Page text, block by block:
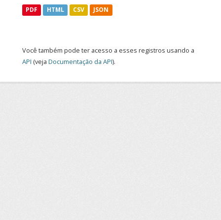
PDF HTML CSV JSON
Você também pode ter acesso a esses registros usando a
API (veja Documentação da API).